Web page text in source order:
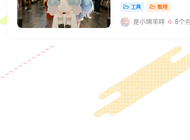
工具 教程
是小绵羊咩 8个